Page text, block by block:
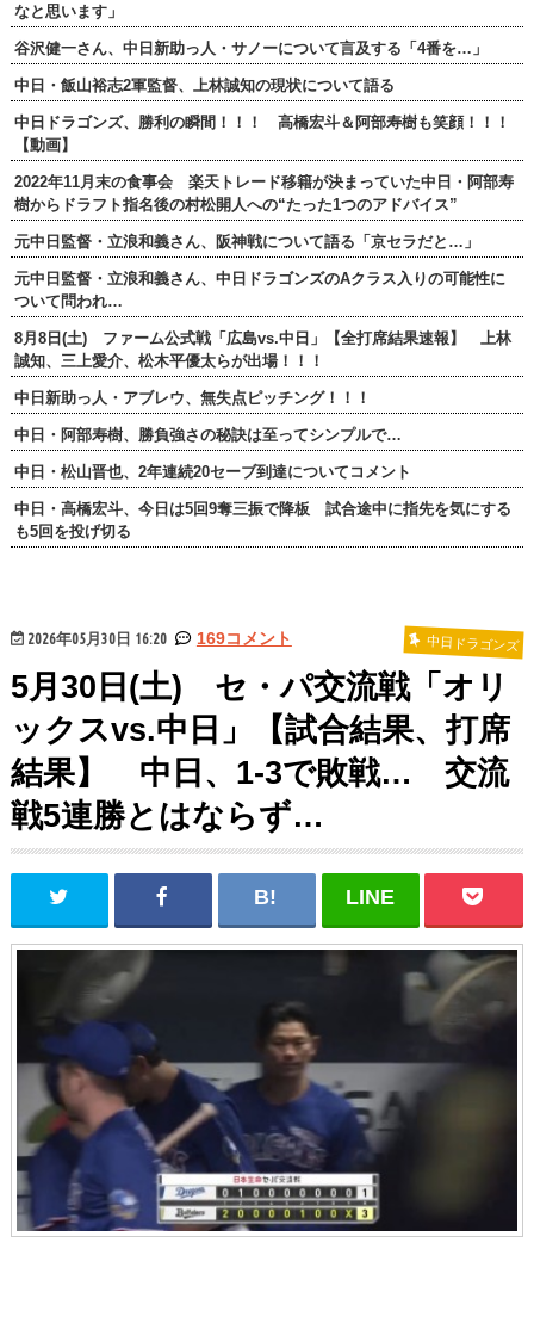
なと思います」
谷沢健一さん、中日新助っ人・サノーについて言及する「4番を…」
中日・飯山裕志2軍監督、上林誠知の現状について語る
中日ドラゴンズ、勝利の瞬間！！！ 高橋宏斗＆阿部寿樹も笑顔！！！
【動画】
2022年11月末の食事会 楽天トレード移籍が決まっていた中日・阿部寿
樹からドラフト指名後の村松開人への“たった1つのアドバイス”
元中日監督・立浪和義さん、阪神戦について語る「京セラだと…」
元中日監督・立浪和義さん、中日ドラゴンズのAクラス入りの可能性に
ついて問われ…
8月8日(土) ファーム公式戦「広島vs.中日」【全打席結果速報】 上林
誠知、三上愛介、松木平優太らが出場！！！
中日新助っ人・アブレウ、無失点ピッチング！！！
中日・阿部寿樹、勝負強さの秘訣は至ってシンプルで…
中日・松山晋也、2年連続20セーブ到達についてコメント
中日・高橋宏斗、今日は5回9奪三振で降板 試合途中に指先を気にする
も5回を投げ切る
2026年05月30日 16:20 169コメント 中日ドラゴンズ
5月30日(土) セ・パ交流戦「オリ
ックスvs.中日」【試合結果、打席
結果】 中日、1-3で敗戦… 交流
戦5連勝とはならず…